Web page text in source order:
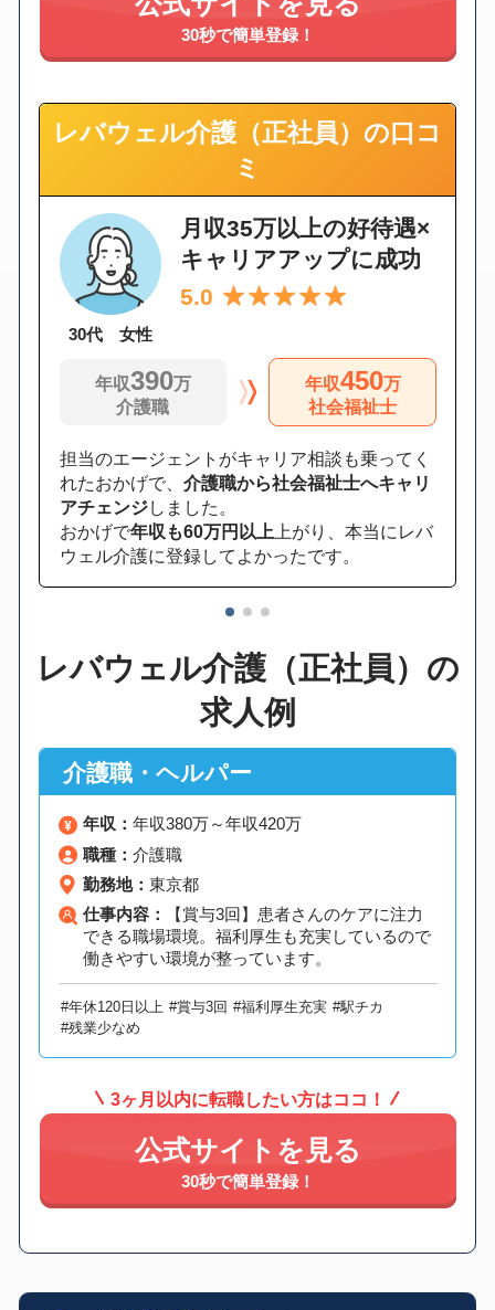
30秒で簡単登録！
レバウェル介護（正社員）の口コ
ミ
30代 女性
月収35万以上の好待遇×
キャリアアップに成功
5.0
年収390万
介護職
年収450万
社会福祉士
担当のエージェントがキャリア相談も乗ってく
れたおかげで、 介護職から社会福祉士へキャリ
アチェンジしました。
おかげで年収も60万円以上 上がり、本当にレバ
ウェル介護に登録してよかったです。
レバウェル介護（正社員）の
求人例
介護職・ヘルパー
年収： 年収380万～年収420万
職種： 介護職
勤務地： 東京都
仕事内容：
【賞与3回】患者さんのケアに注力
できる職場環境。福利厚生も充実しているので
働きやすい環境が整っています。
#年休120日以上 #賞与3回 #福利厚生充実 #駅チカ
#残業少なめ
3ヶ月以内に転職したい方はココ！
公式サイトを見る
30秒で簡単登録！